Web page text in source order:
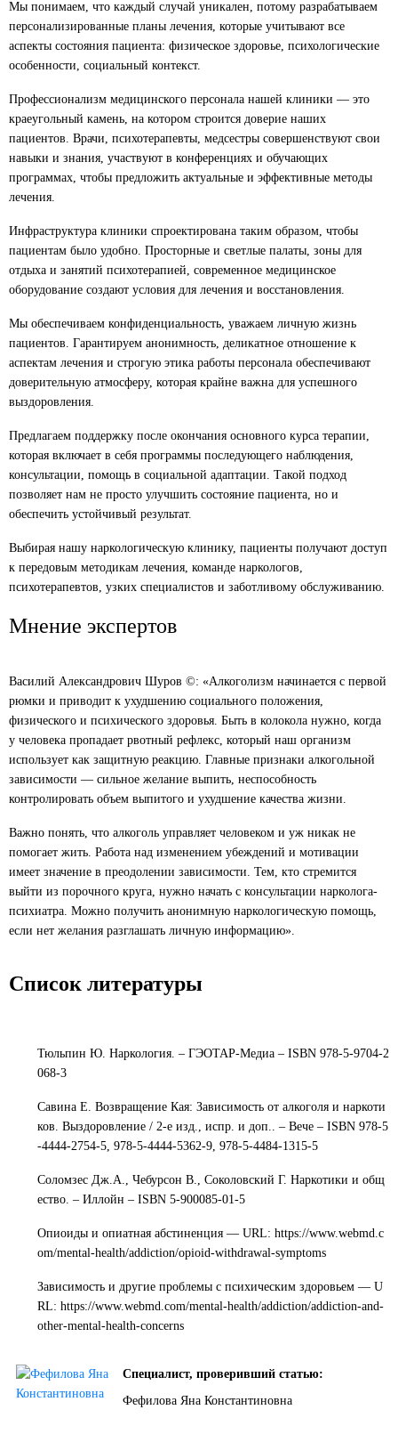
Мы понимаем, что каждый случай уникален, потому разрабатываем
персонализированные планы лечения, которые учитывают все
аспекты состояния пациента: физическое здоровье, психологические
особенности, социальный контекст.
Профессионализм медицинского персонала нашей клиники — это
краеугольный камень, на котором строится доверие наших
пациентов. Врачи, психотерапевты, медсестры совершенствуют свои
навыки и знания, участвуют в конференциях и обучающих
программах, чтобы предложить актуальные и эффективные методы
лечения.
Инфраструктура клиники спроектирована таким образом, чтобы
пациентам было удобно. Просторные и светлые палаты, зоны для
отдыха и занятий психотерапией, современное медицинское
оборудование создают условия для лечения и восстановления.
Мы обеспечиваем конфиденциальность, уважаем личную жизнь
пациентов. Гарантируем анонимность, деликатное отношение к
аспектам лечения и строгую этика работы персонала обеспечивают
доверительную атмосферу, которая крайне важна для успешного
выздоровления.
Предлагаем поддержку после окончания основного курса терапии,
которая включает в себя программы последующего наблюдения,
консультации, помощь в социальной адаптации. Такой подход
позволяет нам не просто улучшить состояние пациента, но и
обеспечить устойчивый результат.
Выбирая нашу наркологическую клинику, пациенты получают доступ
к передовым методикам лечения, команде наркологов,
психотерапевтов, узких специалистов и заботливому обслуживанию.
Мнение экспертов
Василий Александрович Шуров ©: «Алкоголизм начинается с первой
рюмки и приводит к ухудшению социального положения,
физического и психического здоровья. Быть в колокола нужно, когда
у человека пропадает рвотный рефлекс, который наш организм
использует как защитную реакцию. Главные признаки алкогольной
зависимости — сильное желание выпить, неспособность
контролировать объем выпитого и ухудшение качества жизни.
Важно понять, что алкоголь управляет человеком и уж никак не
помогает жить. Работа над изменением убеждений и мотивации
имеет значение в преодолении зависимости. Тем, кто стремится
выйти из порочного круга, нужно начать с консультации нарколога-
психиатра. Можно получить анонимную наркологическую помощь,
если нет желания разглашать личную информацию».
Список литературы
Тюльпин Ю. Наркология. – ГЭОТАР-Медиа – ISBN 978-5-9704-2
068-3
Савина Е. Возвращение Кая: Зависимость от алкоголя и наркоти
ков. Выздоровление / 2-е изд., испр. и доп.. – Вече – ISBN 978-5
-4444-2754-5, 978-5-4444-5362-9, 978-5-4484-1315-5
Соломзес Дж.А., Чебурсон В., Соколовский Г. Наркотики и общ
ество. – Иллойн – ISBN 5-900085-01-5
Опиоиды и опиатная абстиненция — URL: https://www.webmd.c
om/mental-health/addiction/opioid-withdrawal-symptoms
Зависимость и другие проблемы с психическим здоровьем — U
RL: https://www.webmd.com/mental-health/addiction/addiction-and-
other-mental-health-concerns
Специалист, проверивший статью:
Фефилова Яна Константиновна